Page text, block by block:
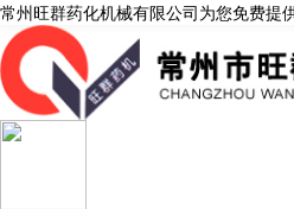
常州旺群药化机械有限公司为您免费提